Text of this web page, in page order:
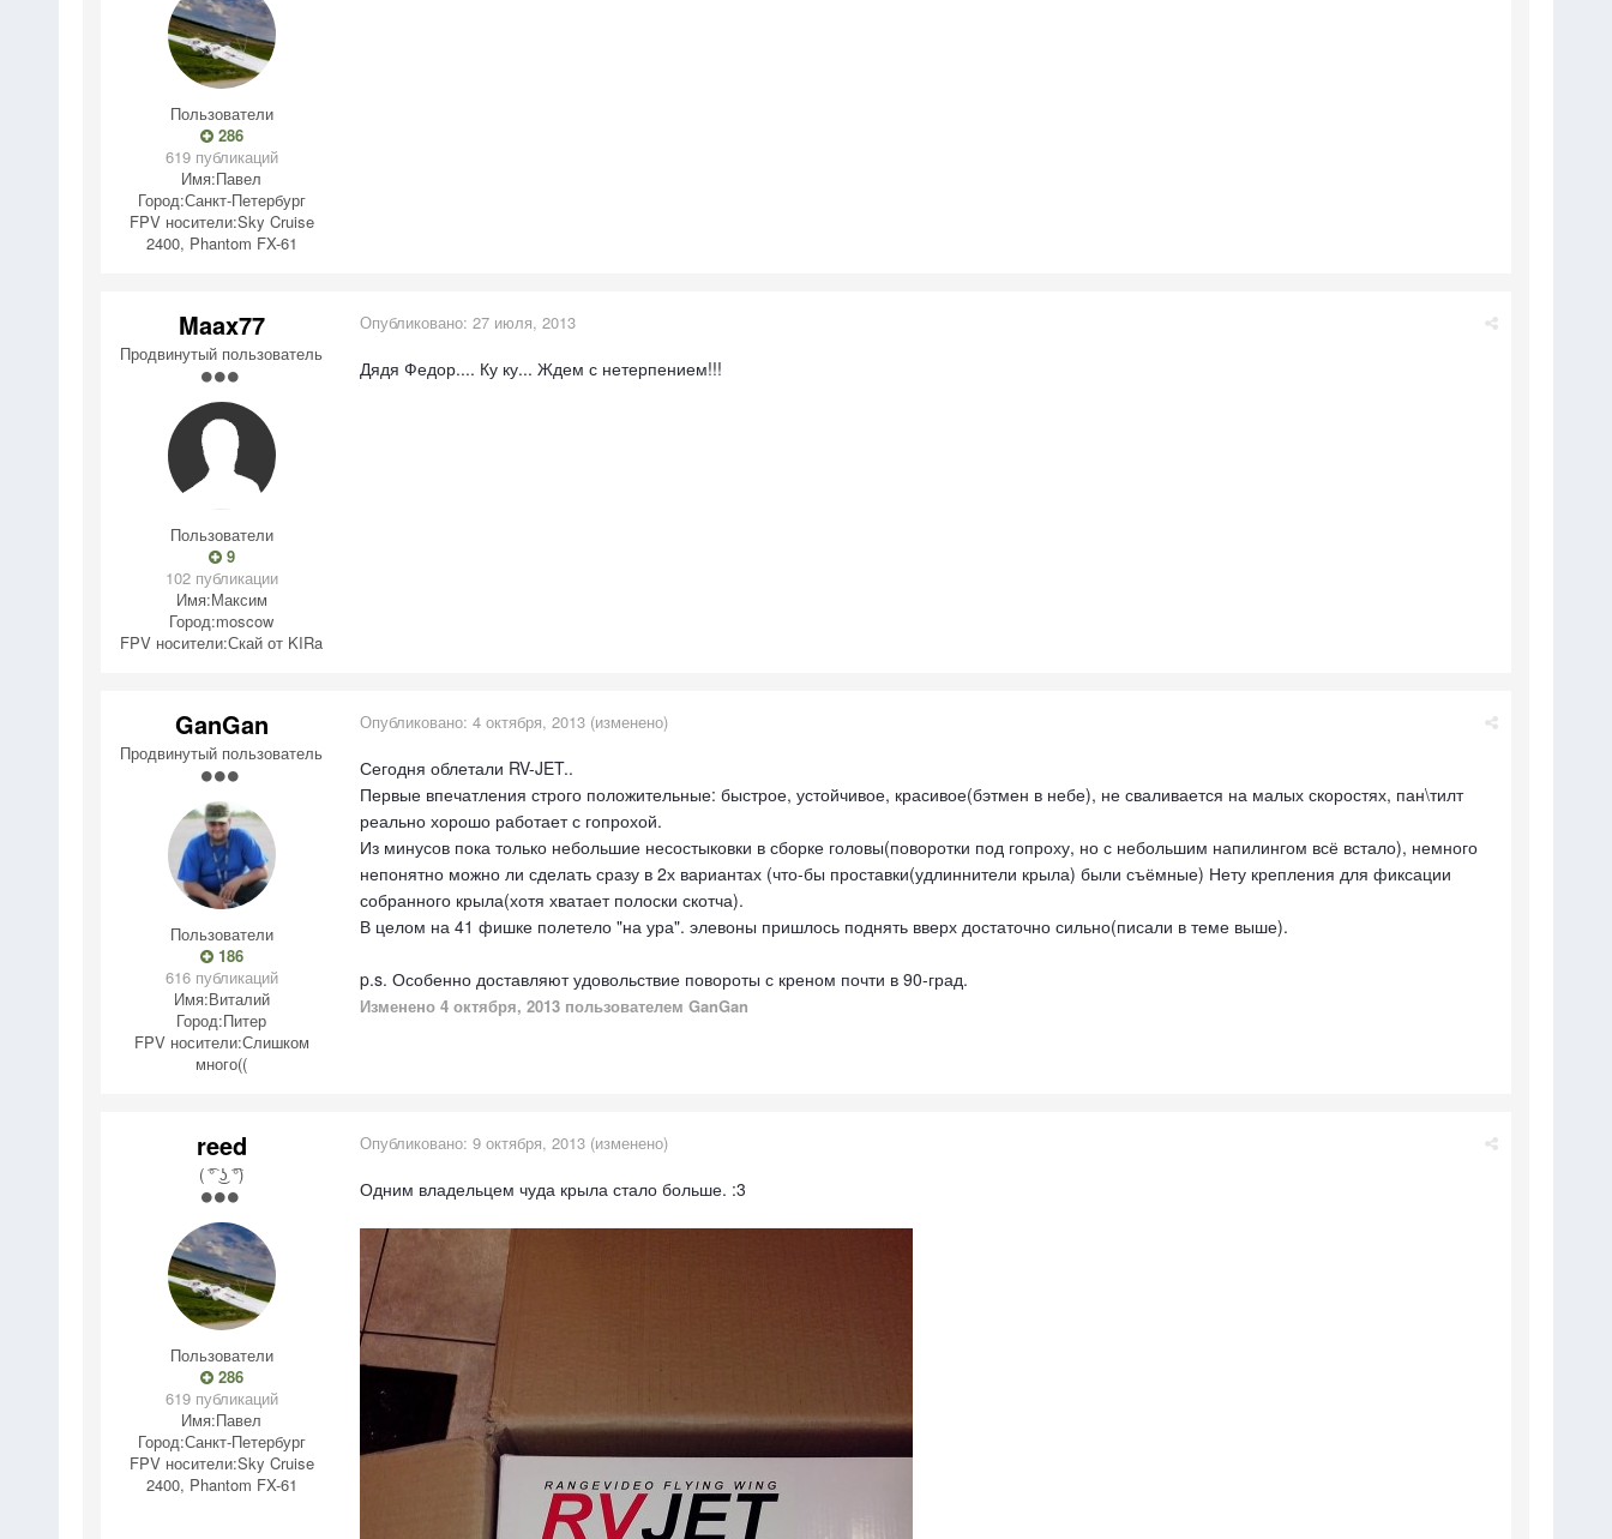
Пользователи
286
619 публикаций
Имя:Павел
Город:Санкт-Петербург
FPV носители:Sky Cruise
2400, Phantom FX-61
Maax77
Продвинутый пользователь
Пользователи
9
102 публикации
Имя:Максим
Город:moscow
FPV носители:Скай от KIRa
Опубликовано: 27 июля, 2013
Дядя Федор.... Ку ку... Ждем с нетерпением!!!
GanGan
Продвинутый пользователь
Пользователи
186
616 публикаций
Имя:Виталий
Город:Питер
FPV носители:Слишком
много((
Опубликовано: 4 октября, 2013(изменено)
Сегодня облетали RV-JET..
Первые впечатления строго положительные: быстрое, устойчивое, красивое(бэтмен в небе), не сваливается на малых скоростях, пан\тилт
реально хорошо работает с гопрохой.
Из минусов пока только небольшие несостыковки в сборке головы(поворотки под гопроху, но с небольшим напилингом всё встало), немного
непонятно можно ли сделать сразу в 2х вариантах (что-бы проставки(удлиннители крыла) были съёмные) Нету крепления для фиксации
собранного крыла(хотя хватает полоски скотча).
В целом на 41 фишке полетело "на ура". элевоны пришлось поднять вверх достаточно сильно(писали в теме выше).
p.s. Особенно доставляют удовольствие повороты с креном почти в 90-град.
Изменено 4 октября, 2013пользователем GanGan
reed
( ͡° ͜ʖ ͡°)
Пользователи
286
619 публикаций
Имя:Павел
Город:Санкт-Петербург
FPV носители:Sky Cruise
2400, Phantom FX-61
Опубликовано: 9 октября, 2013(изменено)
Одним владельцем чуда крыла стало больше. :3